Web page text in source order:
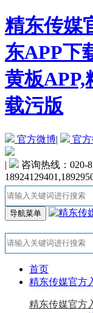
精东传媒
东APP下
黄板APP,
载污版
官方微博| 官
|
咨询热线：020-
导航菜单
首页
精东传媒官方
精东传媒官方